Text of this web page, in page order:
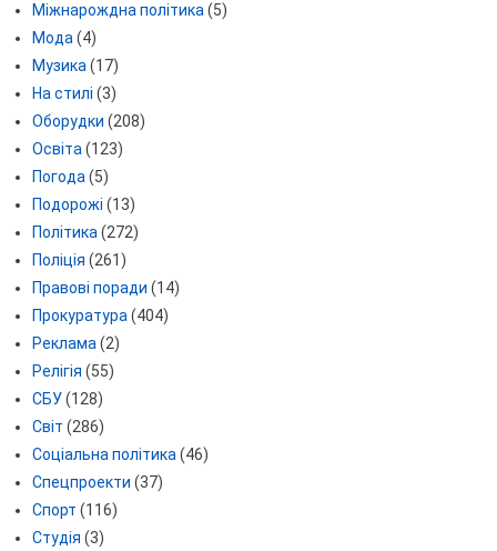
Міжнарождна політика(5)
Мода(4)
Музика(17)
На стилі (3)
Оборудки (208)
Освіта(123)
Погода(5)
Подорожі (13)
Політика(272)
Поліція (261)
Правові поради (14)
Прокуратура(404)
Реклама(2)
Релігія (55)
СБУ(128)
Світ (286)
Соціальна політика(46)
Спецпроекти (37)
Спорт (116)
Студія (3)